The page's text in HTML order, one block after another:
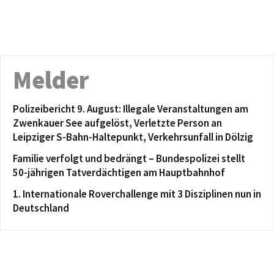
Melder
Polizeibericht 9. August: Illegale Veranstaltungen am
Zwenkauer See aufgelöst, Verletzte Person an
Leipziger S-Bahn-Haltepunkt, Verkehrsunfall in Dölzig
Familie verfolgt und bedrängt – Bundespolizei stellt
50-jährigen Tatverdächtigen am Hauptbahnhof
1. Internationale Roverchallenge mit 3 Disziplinen nun in
Deutschland